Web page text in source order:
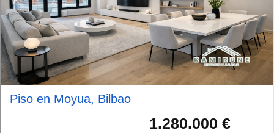
Piso en Moyua, Bilbao
1.280.000 €